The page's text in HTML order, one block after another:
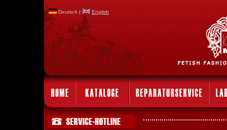
Deutsch | English